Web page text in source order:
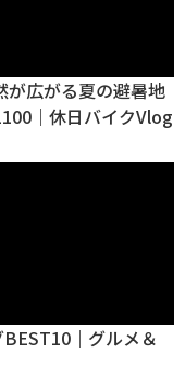
が広がる夏の避暑地
｜休日バイクVlog
｜グルメ＆